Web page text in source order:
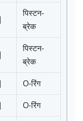
पिस्टन-
ब्रेक
पिस्टन-
ब्रेक
O-रिंग
O-रिंग